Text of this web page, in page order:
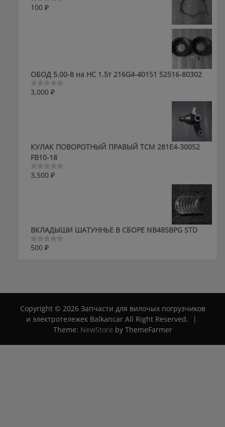
Оценка
100 ₽
ОБОД 5.00-8 на HC 1.5т 216G4-40151 52516-80302
Оценка
3,000 ₽
КУЛАК ПОВОРОТНЫЙ ПРАВЫЙ ТСМ 281E4-30052
FB10-18
Оценка
3,500 ₽
ВКЛАДЫШИ ШАТУННЬЕ В СБОРЕ NB485BPG STD
Оценка
500 ₽
Copyright © 2026 Запчасти для вилочых погрузчиков
и электротележек Balkancar All Right Reserved.
|
Theme: NewStore by ThemeFarmer